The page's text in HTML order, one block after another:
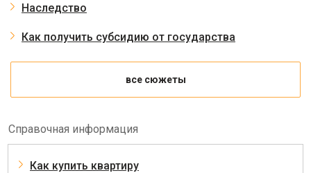
Наследство
Как получить субсидию от государства
все сюжеты
Справочная информация
Как купить квартиру